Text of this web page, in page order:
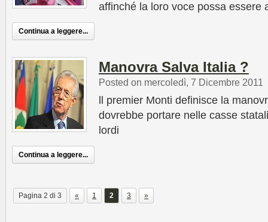
affinché la loro voce possa essere
Continua a leggere...
Manovra Salva Italia ?
Posted on mercoledì, 7 Dicembre 2011
ll premier Monti definisce la
dovrebbe portare nelle casse
lordi
Continua a leggere...
Pagina 2 di 3 « 1 2 3 »